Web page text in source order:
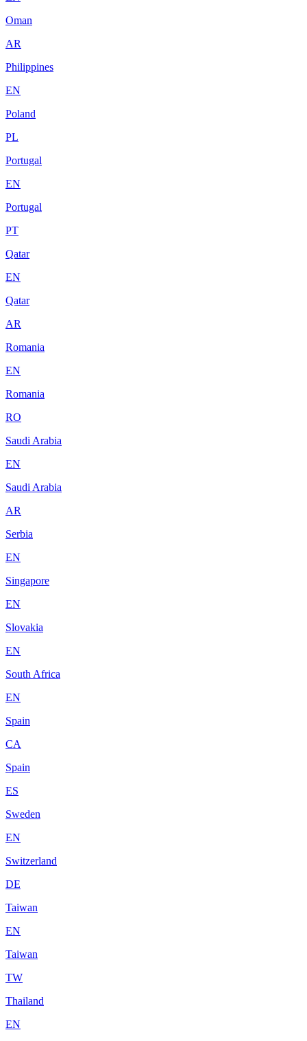
Oman
AR
Philippines
EN
Poland
PL
Portugal
EN
Portugal
PT
Qatar
EN
Qatar
AR
Romania
EN
Romania
RO
Saudi Arabia
EN
Saudi Arabia
AR
Serbia
EN
Singapore
EN
Slovakia
EN
South Africa
EN
Spain
CA
Spain
ES
Sweden
EN
Switzerland
DE
Taiwan
EN
Taiwan
TW
Thailand
EN